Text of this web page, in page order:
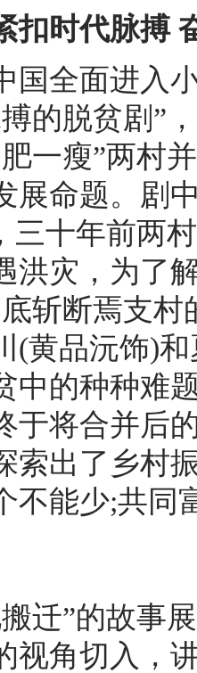
时代脉搏
全面进入小
的脱贫剧”
一瘦”两村
展命题。剧
三十年前两
洪灾，为了
斩断焉支
(黄品沅饰)
中的种种难
于将合并后
索出了乡村
不能少;共同
”的故事展
视角切入，